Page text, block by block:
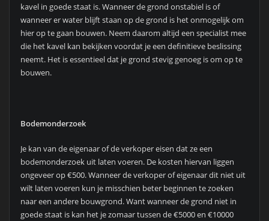
kavel in goede staat is. Wanneer de grond onstabiel is of
wanneer er water blijft staan op de grond is het onmogelijk om
hier op te gaan bouwen. Neem daarom altijd een specialist mee
die het kavel kan bekijken voordat je een definitieve beslissing
neemt. Het is essentieel dat je grond stevig genoeg is om op te
bouwen.
Bodemonderzoek
Je kan van de eigenaar of de verkoper eisen dat ze een
bodemonderzoek uit laten voeren. De kosten hiervan liggen
ongeveer op €500. Wanneer de verkoper of eigenaar dit niet uit
wilt laten voeren kun je misschien beter beginnen te zoeken
naar een andere bouwgrond. Want wanneer de grond niet in
goede staat is kan het je zomaar tussen de €5000 en €10000